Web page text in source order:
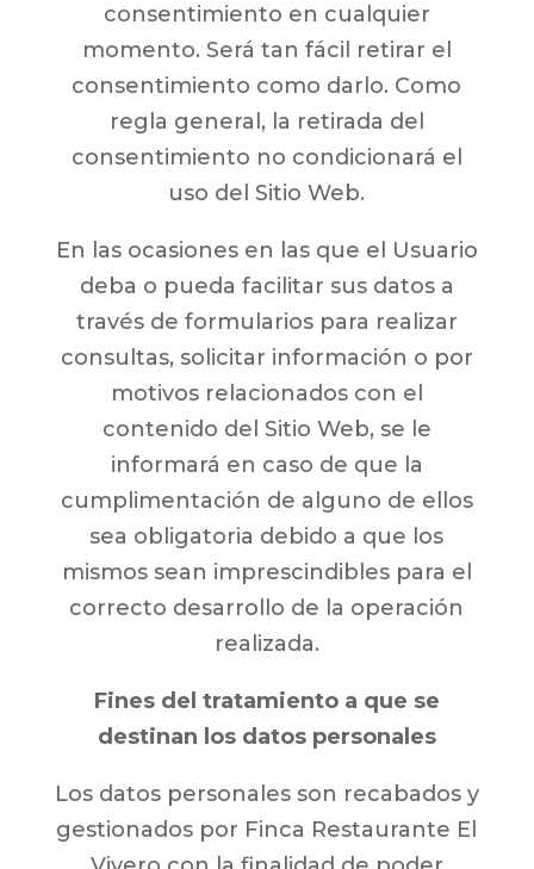
consentimiento en cualquier
momento. Será tan fácil retirar el
consentimiento como darlo. Como
regla general, la retirada del
consentimiento no condicionará el
uso del Sitio Web.
En las ocasiones en las que el Usuario
deba o pueda facilitar sus datos a
través de formularios para realizar
consultas, solicitar información o por
motivos relacionados con el
contenido del Sitio Web, se le
informará en caso de que la
cumplimentación de alguno de ellos
sea obligatoria debido a que los
mismos sean imprescindibles para el
correcto desarrollo de la operación
realizada.
Fines del tratamiento a que se
destinan los datos personales
Los datos personales son recabados y
gestionados por Finca Restaurante El